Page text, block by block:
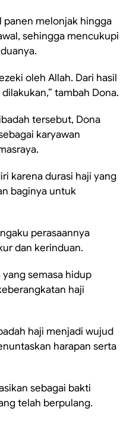
panen melonjak hingga
sehingga mencukupi
oleh Allah. Dari hasil
tambah Dona.
tersebut, Dona
karyawan
karena durasi haji yang
baginya untuk
perasaannya
dan kerinduan.
semasa hidup
haji
haji menjadi wujud
harapan serta
sebagai bakti
telah berpulang.